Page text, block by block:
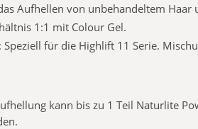
Aufhellen von unbehandeltem Haar
1:1 mit Colour Gel.
Speziell für die Highlift 11 Serie.
kann bis zu 1 Teil Naturlite